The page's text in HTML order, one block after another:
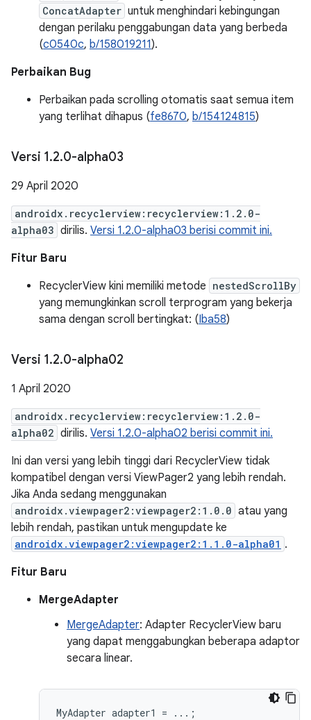
ConcatAdapter untuk menghindari kebingungan
dengan perilaku penggabungan data yang berbeda
(c0540c, b/158019211).
Perbaikan Bug
Perbaikan pada scrolling otomatis saat semua item
yang terlihat dihapus (fe8670, b/154124815)
Versi 1.2.0-alpha03
29 April 2020
androidx.recyclerview:recyclerview:1.2.0-
alpha03 dirilis. Versi 1.2.0-alpha03 berisi commit ini.
Fitur Baru
RecyclerView kini memiliki metode nestedScrollBy
yang memungkinkan scroll terprogram yang bekerja
sama dengan scroll bertingkat: (Iba58)
Versi 1.2.0-alpha02
1 April 2020
androidx.recyclerview:recyclerview:1.2.0-
alpha02 dirilis. Versi 1.2.0-alpha02 berisi commit ini.
Ini dan versi yang lebih tinggi dari RecyclerView tidak
kompatibel dengan versi ViewPager2 yang lebih rendah.
Jika Anda sedang menggunakan
androidx.viewpager2:viewpager2:1.0.0 atau yang
lebih rendah, pastikan untuk mengupdate ke
androidx.viewpager2:viewpager2:1.1.0-alpha01 .
Fitur Baru
MergeAdapter
MergeAdapter: Adapter RecyclerView baru
yang dapat menggabungkan beberapa adaptor
secara linear.
MyAdapter adapter1 = ...;